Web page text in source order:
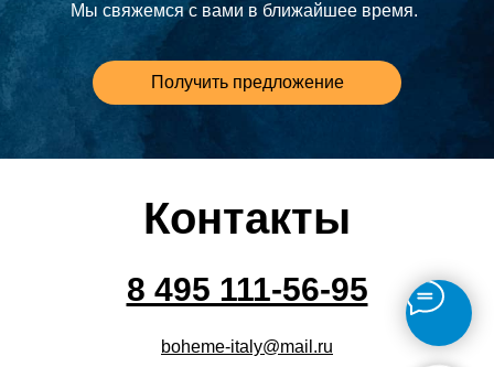
Мы свяжемся с вами в ближайшее время.
Получить предложение
Контакты
8 495 111-56-95
boheme-italy@mail.ru